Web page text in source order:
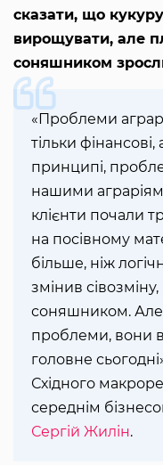
сказати, що
вирощувати, але
соняшником
«Проблеми
тільки фінансові,
принципі,
нашими
клієнти почали
на посівному
більше, ніж
змінив
соняшником. Але
проблеми, вони
головне
Східного
середнім
Сергій Жилін.